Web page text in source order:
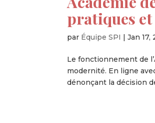
pratiques
par Équipe SPI |Jan 17,
Le fonctionnement de
modernité. En ligne
dénonçant la décision